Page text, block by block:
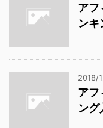
アフ
ン
2018/
アフ
ング